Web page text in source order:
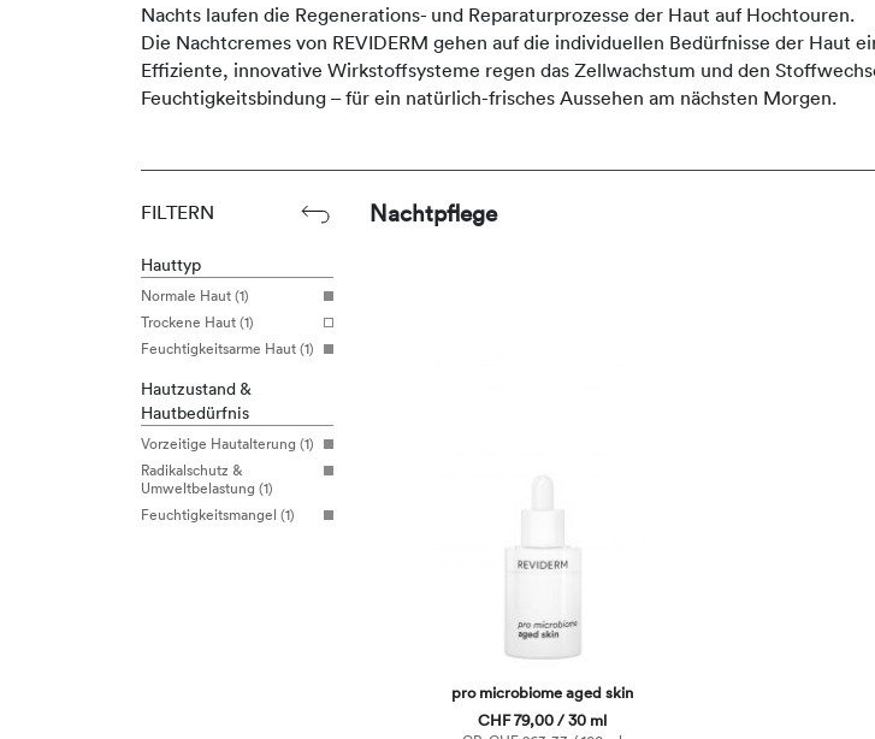
Nachts laufen die Regenerations- und Reparaturprozesse der Haut auf Hochtouren.
Die Nachtcremes von REVIDERM gehen auf die individuellen Bedürfnisse der Haut
Effiziente, innovative Wirkstoffsysteme regen das Zellwachstum und den
Feuchtigkeitsbindung – für ein natürlich-frisches Aussehen am nächsten Morgen.
FILTERN
Hauttyp
Normale Haut (1)
Trockene Haut (1)
Feuchtigkeitsarme Haut (1)
Hautzustand &
Hautbedürfnis
Vorzeitige Hautalterung (1)
Radikalschutz &
Umweltbelastung (1)
Feuchtigkeitsmangel (1)
Nachtpflege
pro microbiome aged skin
CHF 79,00 / 30 ml